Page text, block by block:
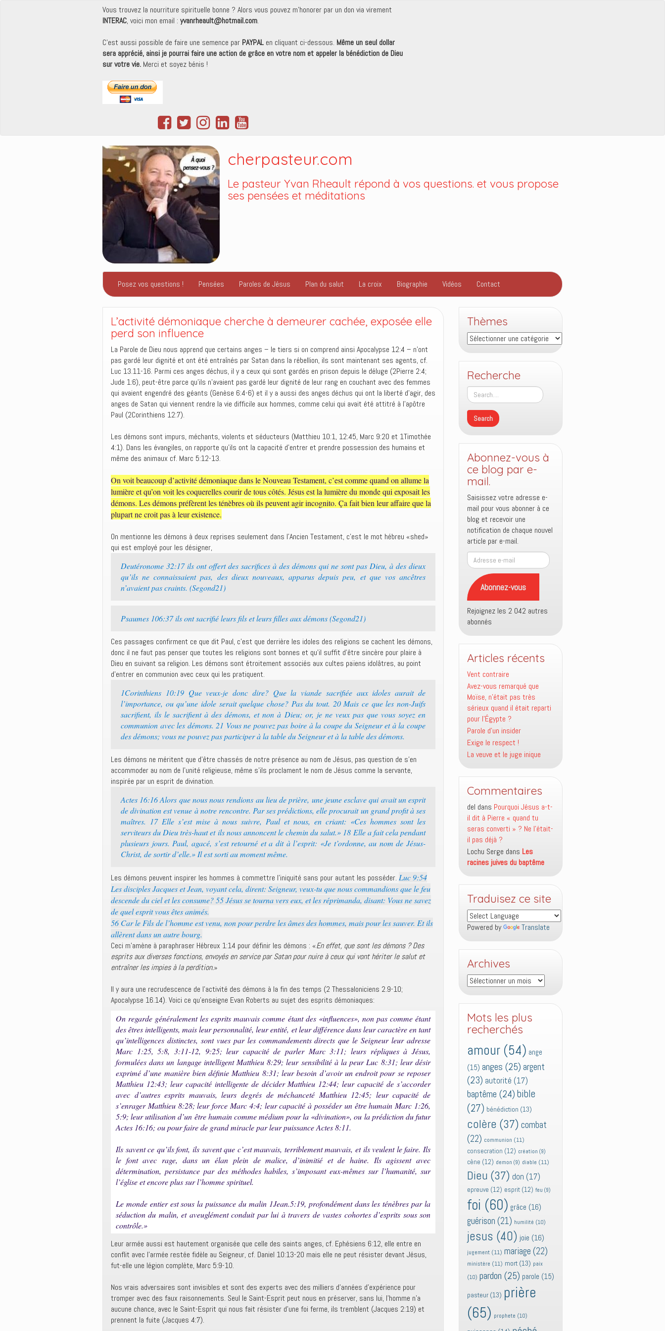
Vous trouvez la nourriture spirituelle bonne ? Alors vous pouvez m'honorer par un don via virement
INTERAC, voici mon email : yvanrheault@hotmail.com.
C'est aussi possible de faire une semence par PAYPAL en cliquant ci-dessous. Même un seul dollar
sera apprécié, ainsi je pourrai faire une action de grâce en votre nom et appeler la bénédiction de Dieu
sur votre vie. Merci et soyez bénis !
cherpasteur.com
Le pasteur Yvan Rheault répond à vos questions. et vous propose
ses pensées et méditations
Posez vos questions ! Pensées Paroles de Jésus Plan du salut La croix Biographie Vidéos Contact
L’activité démoniaque cherche à demeurer cachée, exposée elle
perd son influence
La Parole de Dieu nous apprend que certains anges – le tiers si on comprend ainsi Apocalypse 12:4 – n’ont
pas gardé leur dignité et ont été entraînés par Satan dans la rébellion, ils sont maintenant ses agents, cf.
Luc 13.11-16. Parmi ces anges déchus, il y a ceux qui sont gardés en prison depuis le déluge (2Pierre 2:4;
Jude 1:6), peut-être parce qu’ils n’avaient pas gardé leur dignité de leur rang en couchant avec des femmes
qui avaient engendré des géants (Genèse 6:4-6) et il y a aussi des anges déchus qui ont la liberté d’agir, des
anges de Satan qui viennent rendre la vie difficile aux hommes, comme celui qui avait été attitré à l’apôtre
Paul (2Corinthiens 12:7).
Les démons sont impurs, méchants, violents et séducteurs (Matthieu 10:1, 12:45, Marc 9:20 et 1Timothée
4:1). Dans les évangiles, on rapporte qu’ils ont la capacité d’entrer et prendre possession des humains et
même des animaux cf. Marc 5:12-13.
On voit beaucoup d’activité démoniaque dans le Nouveau Testament, c’est comme quand on allume la
lumière et qu’on voit les coquerelles courir de tous côtés. Jésus est la lumière du monde qui exposait les
démons. Les démons préfèrent les ténèbres où ils peuvent agir incognito. Ça fait bien leur affaire que la
plupart ne croit pas à leur existence.
On mentionne les démons à deux reprises seulement dans l’Ancien Testament, c’est le mot hébreu «shed»
qui est employé pour les désigner,
Deutéronome 32:17 ils ont offert des sacrifices à des démons qui ne sont pas Dieu, à des dieux
qu’ils ne connaissaient pas, des dieux nouveaux, apparus depuis peu, et que vos ancêtres
n’avaient pas craints. (Segond21)
Psaumes 106:37 ils ont sacrifié leurs fils et leurs filles aux démons (Segond21)
Ces passages confirment ce que dit Paul, c’est que derrière les idoles des religions se cachent les démons,
donc il ne faut pas penser que toutes les religions sont bonnes et qu’il suffit d’être sincère pour plaire à
Dieu en suivant sa religion. Les démons sont étroitement associés aux cultes païens idolâtres, au point
d’entrer en communion avec ceux qui les pratiquent.
1Corinthiens 10:19 Que veux-je donc dire? Que la viande sacrifiée aux idoles aurait de
l’importance, ou qu’une idole serait quelque chose? Pas du tout. 20 Mais ce que les non-Juifs
sacrifient, ils le sacrifient à des démons, et non à Dieu; or, je ne veux pas que vous soyez en
communion avec les démons. 21 Vous ne pouvez pas boire à la coupe du Seigneur et à la coupe
des démons; vous ne pouvez pas participer à la table du Seigneur et à la table des démons.
Les démons ne méritent que d’être chassés de notre présence au nom de Jésus, pas question de s’en
accommoder au nom de l’unité religieuse, même s’ils proclament le nom de Jésus comme la servante,
inspirée par un esprit de divination.
Actes 16:16 Alors que nous nous rendions au lieu de prière, une jeune esclave qui avait un esprit
de divination est venue à notre rencontre. Par ses prédictions, elle procurait un grand profit à ses
maîtres. 17 Elle s’est mise à nous suivre, Paul et nous, en criant: «Ces hommes sont les
serviteurs du Dieu très-haut et ils nous annoncent le chemin du salut.» 18 Elle a fait cela pendant
plusieurs jours. Paul, agacé, s’est retourné et a dit à l’esprit: «Je t’ordonne, au nom de Jésus-
Christ, de sortir d’elle.» Il est sorti au moment même.
Les démons peuvent inspirer les hommes à commettre l’iniquité sans pour autant les posséder. Luc 9:54
Les disciples Jacques et Jean, voyant cela, dirent: Seigneur, veux-tu que nous commandions que le feu
descende du ciel et les consume? 55 Jésus se tourna vers eux, et les réprimanda, disant: Vous ne savez
de quel esprit vous êtes animés.
56 Car le Fils de l’homme est venu, non pour perdre les âmes des hommes, mais pour les sauver. Et ils
allèrent dans un autre bourg.
Ceci m’amène à paraphraser Hébreux 1:14 pour définir les démons : «En effet, que sont les démons ? Des
esprits aux diverses fonctions, envoyés en service par Satan pour nuire à ceux qui vont hériter le salut et
entraîner les impies à la perdition.»
Il y aura une recrudescence de l’activité des démons à la fin des temps (2 Thessaloniciens 2.9-10;
Apocalypse 16.14). Voici ce qu’enseigne Evan Roberts au sujet des esprits démoniaques:
On regarde généralement les esprits mauvais comme étant des «influences», non pas comme étant
des êtres intelligents, mais leur personnalité, leur entité, et leur différence dans leur caractère en tant
qu’intelligences distinctes, sont vues par les commandements directs que le Seigneur leur adresse
Marc 1:25, 5:8, 3:11-12, 9:25; leur capacité de parler Marc 3:11; leurs répliques à Jésus,
formulées dans un langage intelligent Matthieu 8:29; leur sensibilité à la peur Luc 8:31; leur désir
exprimé d’une manière bien définie Matthieu 8:31; leur besoin d’avoir un endroit pour se reposer
Matthieu 12:43; leur capacité intelligente de décider Matthieu 12:44; leur capacité de s’accorder
avec d’autres esprits mauvais, leurs degrés de méchanceté Matthieu 12:45; leur capacité de
s’enrager Matthieu 8:28; leur force Marc 4:4; leur capacité à posséder un être humain Marc 1:26,
5:9; leur utilisation d’un être humain comme médium pour la «divination», ou la prédiction du futur
Actes 16:16; ou pour faire de grand miracle par leur puissance Actes 8:11.
Ils savent ce qu’ils font, ils savent que c’est mauvais, terriblement mauvais, et ils veulent le faire. Ils
le font avec rage, dans un élan plein de malice, d’inimitié et de haine. Ils agissent avec
détermination, persistance par des méthodes habiles, s’imposant eux-mêmes sur l’humanité, sur
l’église et encore plus sur l’homme spirituel.
Le monde entier est sous la puissance du malin 1Jean.5:19, profondément dans les ténèbres par la
séduction du malin, et aveuglément conduit par lui à travers de vastes cohortes d’esprits sous son
contrôle.»
Leur armée aussi est hautement organisée que celle des saints anges, cf. Ephésiens 6:12, elle entre en
conflit avec l’armée restée fidèle au Seigneur, cf. Daniel 10:13-20 mais elle ne peut résister devant Jésus,
fut-elle une légion complète, Marc 5:9-10.
Nos vrais adversaires sont invisibles et sont des experts avec des milliers d’années d’expérience pour
tromper avec des faux raisonnements. Seul le Saint-Esprit peut nous en préserver, sans lui, l’homme n’a
aucune chance, avec le Saint-Esprit qui nous fait résister d’une foi ferme, ils tremblent (Jacques 2:19) et
prennent la fuite (Jacques 4:7).
Thèmes
Thèmes
Recherche
Abonnez-vous à
ce blog par e-
mail.
Saisissez votre adresse e-
mail pour vous abonner à ce
blog et recevoir une
notification de chaque nouvel
article par e-mail.
Adresse
e-
mail
Abonnez-vous
Rejoignez les 2 042 autres
abonnés
Articles récents
Vent contraire
Avez-vous remarqué que
Moïse, n’était pas très
sérieux quand il était reparti
pour l’Égypte ?
Parole d’un insider
Exige le respect !
La veuve et le juge inique
Commentaires
del dans Pourquoi Jésus a-t-
il dit à Pierre « quand tu
seras converti » ? Ne l’était-
il pas déjà ?
Lochu Serge dans Les
racines juives du baptême
Traduisez ce site
Powered by Translate
Archives
Archives
Mots les plus
recherchés
amour (54) ange
(15) anges (25) argent
(23) autorité (17)
baptême (24) bible
(27) bénédiction (13)
colère (37) combat
(22) communion (11)
consecration (12) création (9)
cène (12) demon (9) diable (11)
Dieu (37) don (17)
epreuve (12) esprit (12) feu (9)
foi (60) grâce (16)
guérison (21) humilité (10)
jesus (40) joie (16)
jugement (11) mariage (22)
ministère (11) mort (13) paix
(10) pardon (25) parole (15)
pasteur (13) prière
(65) prophete (10)